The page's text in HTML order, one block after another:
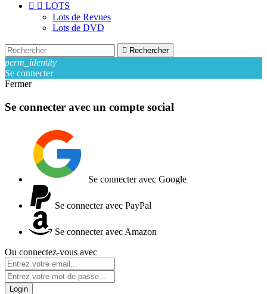
  LOTS
Lots de Revues
Lots de DVD
 Rechercher
perm_identity
Se connecter
Fermer
Se connecter avec un compte social
Se connecter avec Google
Se connecter avec PayPal
Se connecter avec Amazon
Ou connectez-vous avec
Login